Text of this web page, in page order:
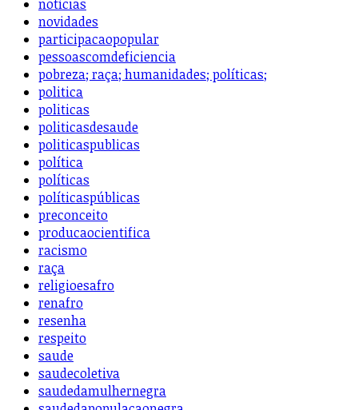
notícias
novidades
participacaopopular
pessoascomdeficiencia
pobreza; raça; humanidades; políticas;
politica
politicas
politicasdesaude
politicaspublicas
política
políticas
políticaspúblicas
preconceito
producaocientifica
racismo
raça
religioesafro
renafro
resenha
respeito
saude
saudecoletiva
saudedamulhernegra